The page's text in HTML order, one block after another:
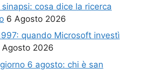
cosa dice la ricerca
6 Agosto 2026
quando Microsoft investì
Agosto 2026
6 agosto: chi è san